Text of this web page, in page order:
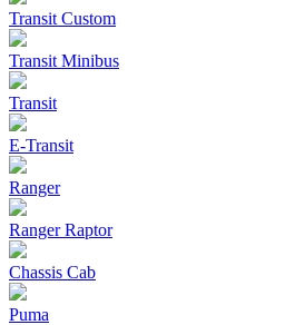
Transit Custom
Transit Minibus
Transit
E-Transit
Ranger
Ranger Raptor
Chassis Cab
Puma